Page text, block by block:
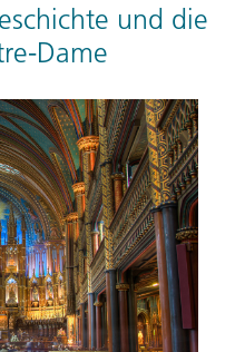
und die
Dame